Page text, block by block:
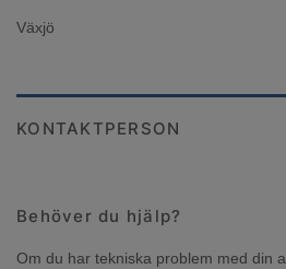
Växjö
KONTAKTPERSON
Behöver du hjälp?
Om du har tekniska problem med din